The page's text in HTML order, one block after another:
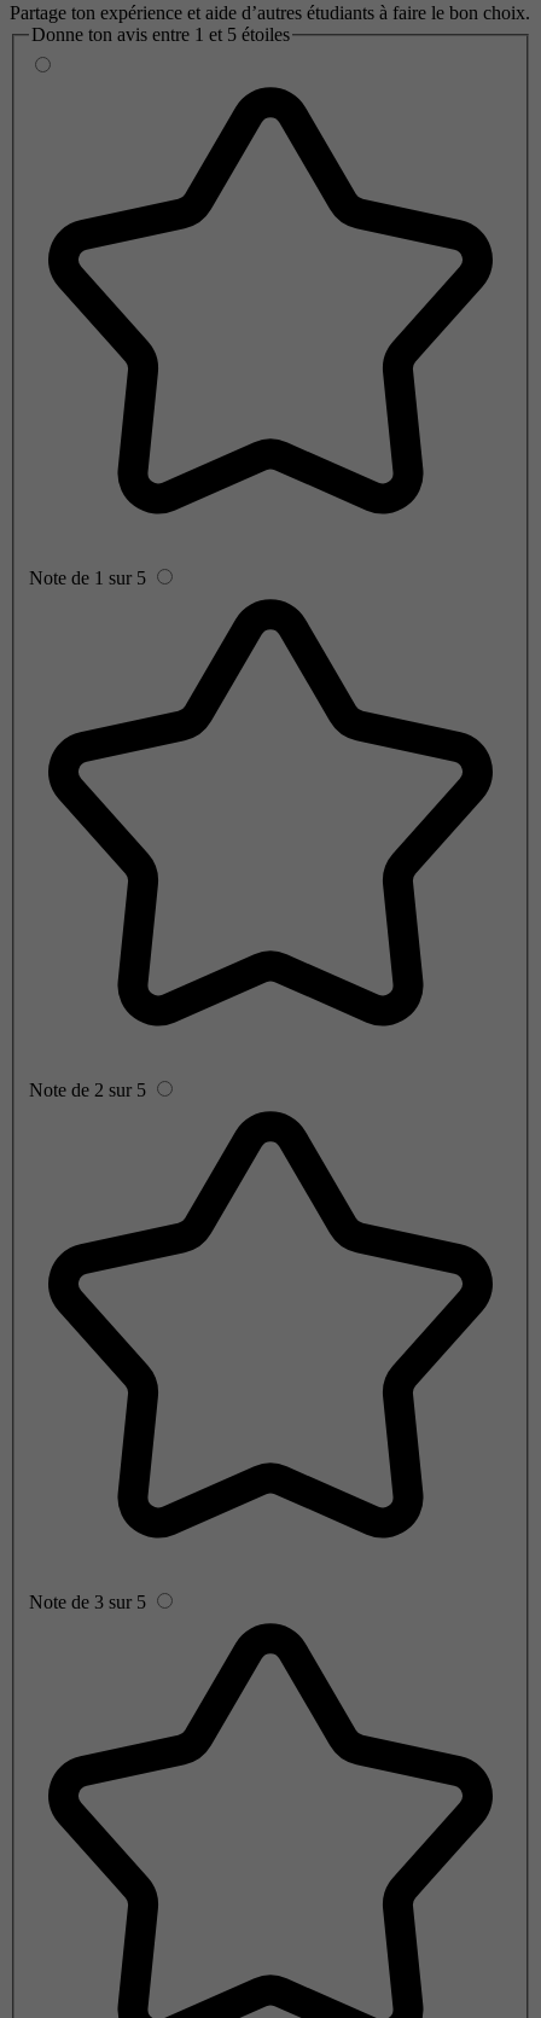
Partage ton expérience et aide d’autres étudiants à faire le bon choix.
Donne ton avis entre 1 et 5 étoiles
Note de 1 sur 5
Note de 2 sur 5
Note de 3 sur 5